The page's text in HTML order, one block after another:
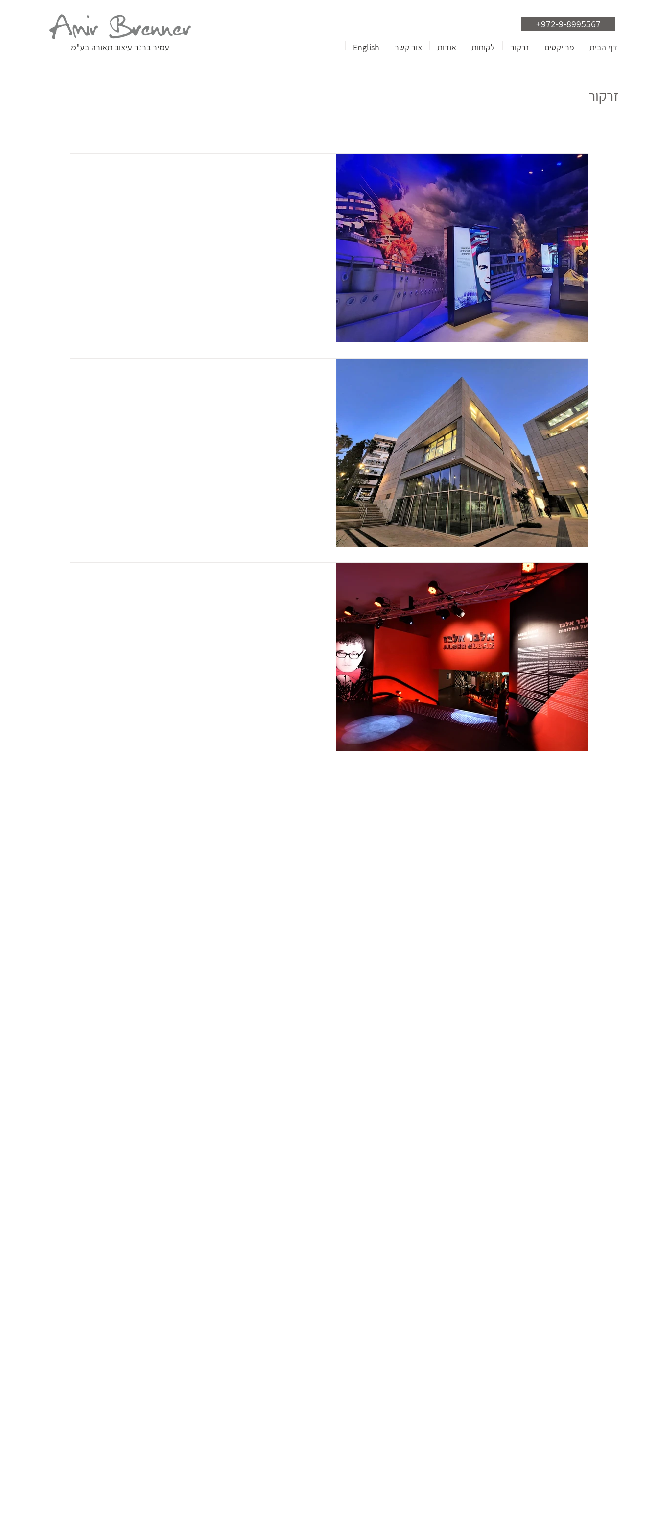
עמיר ברנר עיצוב תאורה בע"מ
+972-9-8995567
דף הבית פרויקטים זרקור לקוחות אודות צור קשר English
זרקור
Lighting The Chaim Herzog Museum of
the Jewish Soldier in World War II
Promoter:The Association for the Establishment of the Museum of the
Jewish Warrior in World War II Lighting Design: Amir Brenner, Ella...
8 במאי 2024
JERUSALEM ART CAMPUS
Four schools | Three buildings | Two mayors | One campus The Eden
company, the Jerusalem Municipality, the Ministry for Jerusalem...
ALBER ELBAZ – THE DREAM FACTORY * A
NEW EXHIBITION
Curator: Ya'ara Keydar | Creative Director: Katy Reiss | Chief Curator of
the Design Museum Holon: Mia Dvash | Lighting design: Amir...